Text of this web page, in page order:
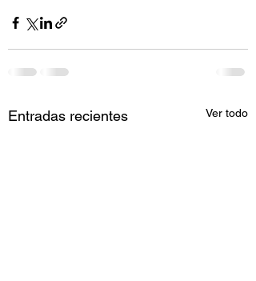
Entradas recientes Ver todo